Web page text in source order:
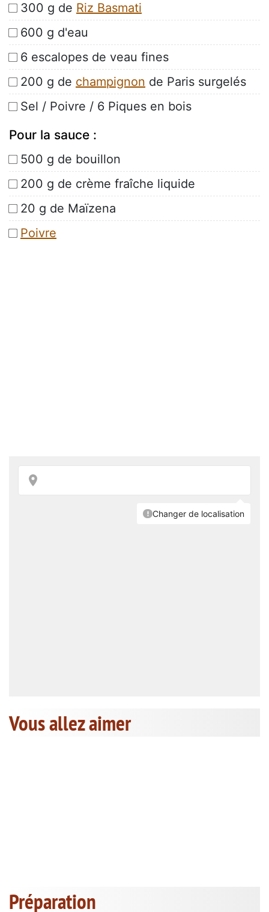
300 g de Riz Basmati
600 g d'eau
6 escalopes de veau fines
200 g de champignon de Paris surgelés
Sel / Poivre / 6 Piques en bois
Pour la sauce :
500 g de bouillon
200 g de crème fraîche liquide
20 g de Maïzena
Poivre
Vous allez aimer
Préparation